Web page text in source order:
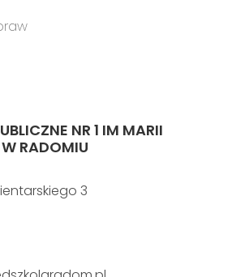
NR 1 IM MARII
RADOMIU
3